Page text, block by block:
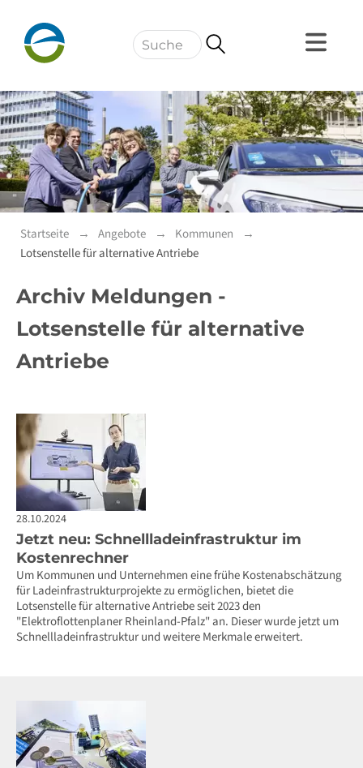
Navigation
Startseite Angebote
Kommunen
Lotsenstelle für alternative Antriebe
Archiv Meldungen -
Lotsenstelle für alternative
Antriebe
28.10.2024
Jetzt neu: Schnellladeinfrastruktur im
Kostenrechner
Um Kommunen und Unternehmen eine frühe Kostenabschätzung
für Ladeinfrastrukturprojekte zu ermöglichen, bietet die
Lotsenstelle für alternative Antriebe seit 2023 den
"Elektroflottenplaner Rheinland-Pfalz" an. Dieser wurde jetzt um
Schnellladeinfrastruktur und weitere Merkmale erweitert.